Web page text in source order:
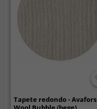
Tapete redondo - Avafors